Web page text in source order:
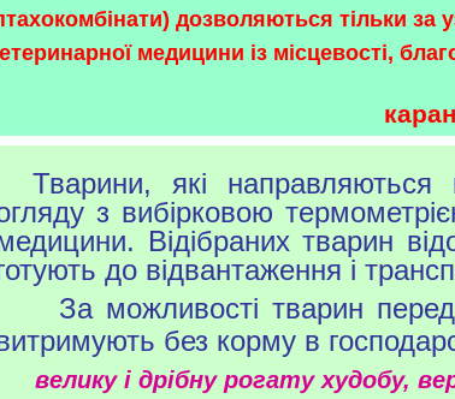
дозволяються тільки
медицини із місцевості,
Тварини, які направляються
з вибірковою
Відібраних тварин
до відвантаження і
За можливості тварин
без корму в
велику і дрібну рогату худобу,